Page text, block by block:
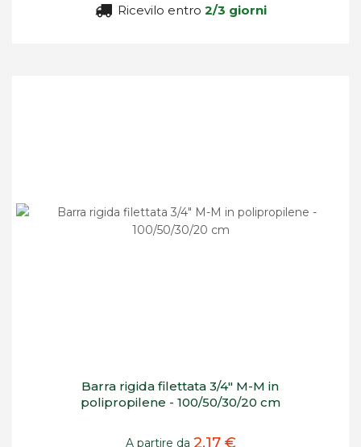
Ricevilo entro 2/3 giorni
Barra rigida filettata 3/4" M-M in
polipropilene - 100/50/30/20 cm
A partire da 2,17 €